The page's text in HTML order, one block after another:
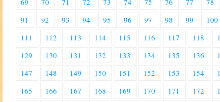
91
92 93 94 95 96 97 98 99
100
111
112 113 114 115 116 117 118
129
130 131 132 133 134 135 136
147
148 149 150 151 152 153 154
165
166 167 168 169 170 171 172